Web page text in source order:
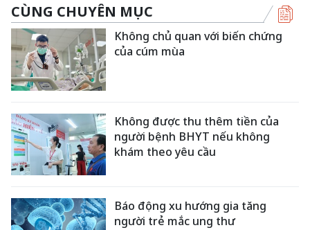
CÙNG CHUYÊN MỤC
Không chủ quan với biến chứng
của cúm mùa
Không được thu thêm tiền của
người bệnh BHYT nếu không
khám theo yêu cầu
Báo động xu hướng gia tăng
người trẻ mắc ung thư